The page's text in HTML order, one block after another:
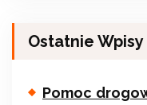
Ostatnie Wpisy
Pomoc